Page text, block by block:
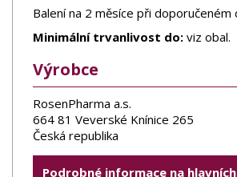
Balení na 2 měsíce při doporučeném
Minimální trvanlivost do: viz obal.
Výrobce
RosenPharma a.s.
664 81 Veverské Knínice 265
Česká republika
Podrobné informace na